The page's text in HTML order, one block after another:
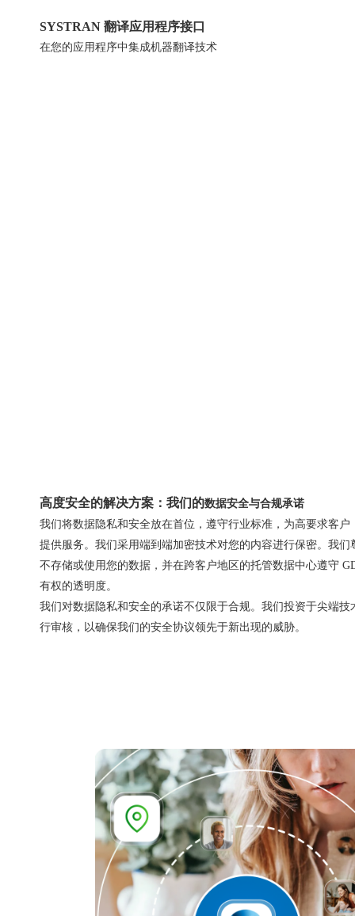
SYSTRAN 翻译应用程序接口
在您的应用程序中集成机器翻译技术
高度安全的解决方案：我们的数据安全与合规承诺
我们将数据隐私和安全放在首位，遵守行业标准，为高要求客户
提供服务。我们采用端到端加密技术对您的内容进行保密。我们
不存储或使用您的数据，并在跨客户地区的托管数据中心遵守
有权的透明度。
我们对数据隐私和安全的承诺不仅限于合规。我们投资于尖端技
行审核，以确保我们的安全协议领先于新出现的威胁。